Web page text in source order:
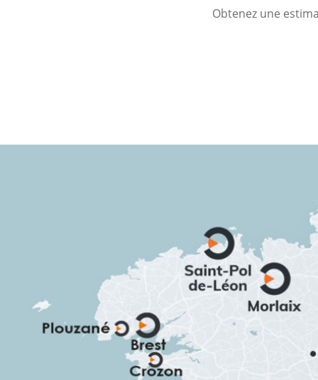
Obtenez une